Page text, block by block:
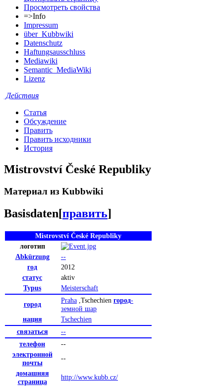
Просмотреть свойства
=>Info
Impressum
über_Kubbwiki
Datenschutz
Haftungsausschluss
Mediawiki
Semantic_MediaWiki
Lizenz
Действия
Статья
Обсуждение
Править
Править исходники
История
Mistrovství České Republiky
Материал из Kubbwiki
Basisdaten[править]
Mistrovství České Republiky
логотип
Abkürzung
--
год
2012
статус
aktiv
Typus
Meisterschaft
город Praha ,Tschechien город-
земной шар
нация
Tschechien
связаться
--
телефон
--
электронной
почты
--
домашняя
страница
http://www.kubb.cz/